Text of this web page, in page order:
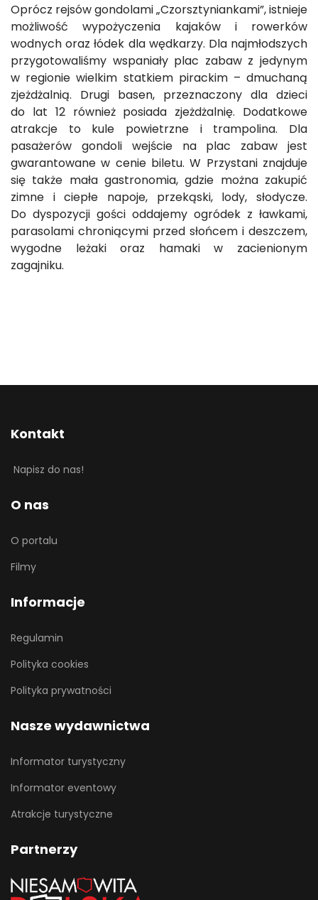
Oprócz rejsów gondolami „Czorsztyniankami”, istnieje
możliwość wypożyczenia kajaków i rowerków
wodnych oraz łódek dla wędkarzy. Dla najmłodszych
przygotowaliśmy wspaniały plac zabaw z jedynym
w regionie wielkim statkiem pirackim – dmuchaną
zjeżdżalnią. Drugi basen, przeznaczony dla dzieci
do lat 12 również posiada zjeżdżalnię. Dodatkowe
atrakcje to kule powietrzne i trampolina. Dla
pasażerów gondoli wejście na plac zabaw jest
gwarantowane w cenie biletu. W Przystani znajduje
się także mała gastronomia, gdzie można zakupić
zimne i ciepłe napoje, przekąski, lody, słodycze.
Do dyspozycji gości oddajemy ogródek z ławkami,
parasolami chroniącymi przed słońcem i deszczem,
wygodne leżaki oraz hamaki w zacienionym
zagajniku.
Kontakt
Napisz do nas!
O nas
O portalu
Filmy
Informacje
Regulamin
Polityka cookies
Polityka prywatności
Nasze wydawnictwa
Informator turystyczny
Informator eventowy
Atrakcje turystyczne
Partnerzy